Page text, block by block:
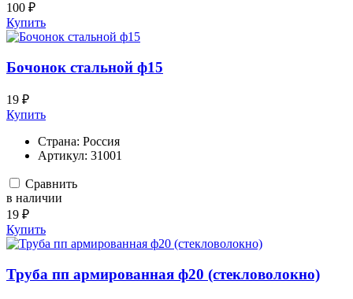
100 ₽
Купить
Бочонок стальной ф15
19 ₽
Купить
Страна: Россия
Артикул: 31001
Сравнить
в наличии
19 ₽
Купить
Труба пп армированная ф20 (стекловолокно)